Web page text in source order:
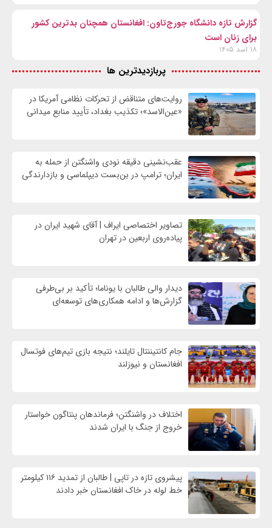
گزارش تازه دانشگاه جورج‌تاون: افغانستان همچنان بدترین کشور
برای زنان است
۱۸ اسد ۱۴۰۵
پربازدیدترین ها
روایت‌های متناقض از تحرکات نظامی آمریکا در
«عین‌الاسد»؛ تکذیب بغداد، تأیید منابع میدانی
عقب‌نشینی دقیقه نودی واشنگتن از حمله به
ایران؛ ترامپ در بن‌بست دیپلماسی و بازدارندگی
تصاویر اختصاصی ایراف | آقای شهید ایران در
پیاده‌روی اربعین در تهران
دیدار والی طالبان با یوناما؛ تأکید بر بی‌طرفی
گزارش‌ها و ادامه همکاری‌های توسعه‌ای
جام کانتیننتال تایلند؛ نتیجه بازی تیم‌های فوتسال
افغانستان و نیوزلند
اختلاف در واشنگتن؛ فرماندهان پنتاگون خواستار
خروج از جنگ با ایران شدند
پیشروی تازه در تاپی | طالبان از تمدید ۱۱۶ کیلومتر
خط لوله در خاک افغانستان خبر دادند